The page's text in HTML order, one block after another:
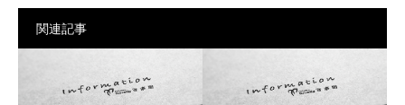
関連記事